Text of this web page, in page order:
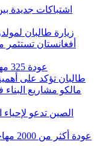
اشتباكات جديدة
زيارة طالبان
أفغانستان تستثمر
عودة 325 مهاجراً أفغانياً من باكستان إلى وطنهم
طالبان تؤكد على
مالكو مشاريع
الصين تدعو